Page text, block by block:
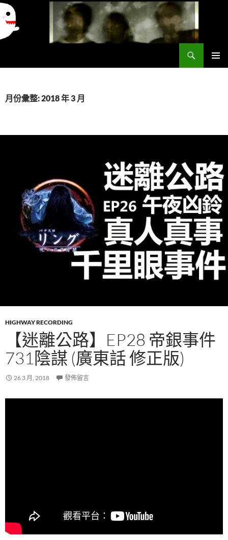
要
月份彙整: 2018 年 3 月
HIGHWAY RECORDING
【迷離公路】EP28 帝銀事件
731陰謀 (廣東話 修正版)
26 3 月, 2018 發佈留言